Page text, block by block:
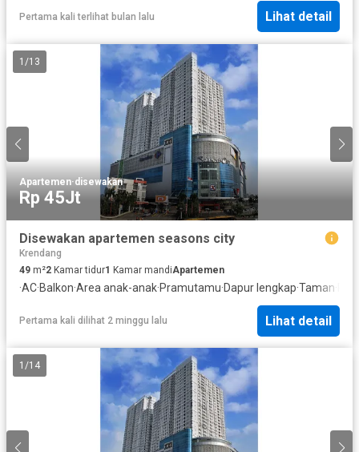
Pertama kali terlihat bulan lalu Lihat detail
1 /13
Apartemen·disewakan
Rp 45Jt
Disewakan apartemen seasons city
Krendang
49 m²2 Kamar tidur1 Kamar mandiApartemen
·AC·Balkon·Area anak-anak·Pramutamu·Dapur lengkap·Taman
Pertama kali dilihat 2 minggu lalu Lihat detail
1 /14